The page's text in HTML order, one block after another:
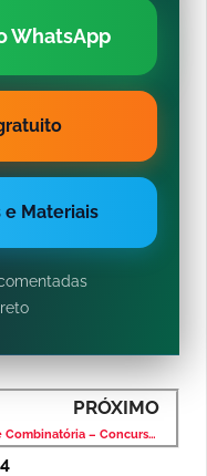
WhatsApp
e Materiais
PRÓXIMO
Analise Combinatória – Concurso ITAIPU 2024 – Banca CESPE